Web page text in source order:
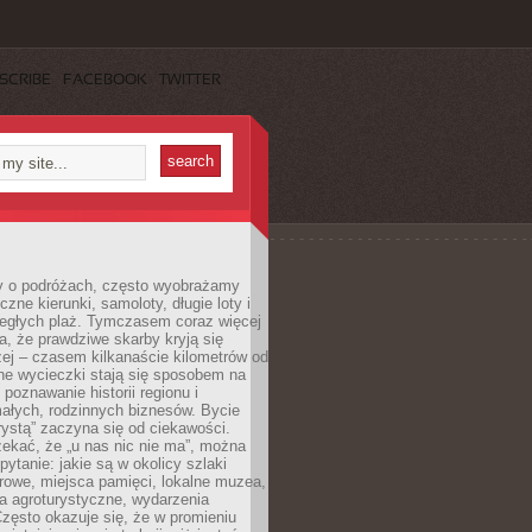
FACEBOOK TWITTER
o podróżach, często wyobrażamy
kierunki, samoloty, długie loty i
plaż. Tymczasem coraz więcej
że prawdziwe skarby kryją się
– czasem kilkanaście kilometrów od
wycieczki stają się sposobem na
historii regionu i
rodzinnych biznesów. Bycie
zaczyna się od ciekawości.
że „u nas nic nie ma”, można
jakie są w okolicy szlaki
miejsca pamięci, lokalne muzea,
agroturystyczne, wydarzenia
okazuje się, że w promieniu